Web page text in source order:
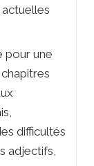
pour une
difficultés
adjectifs,